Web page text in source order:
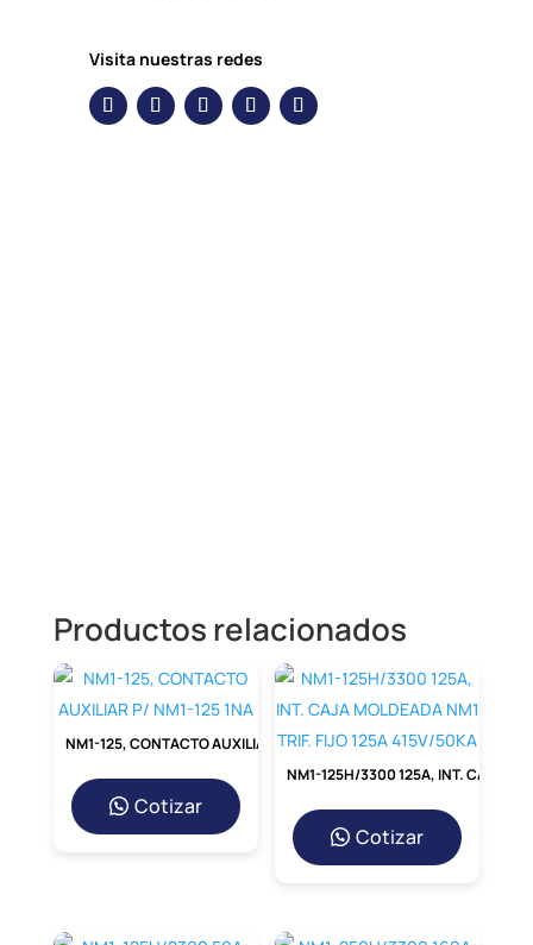
Visita nuestras redes
Productos relacionados
Cotizar
Cotizar